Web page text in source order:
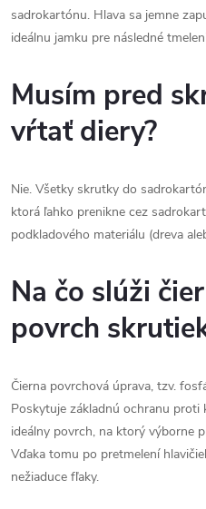
sadrokartónu. Hlava sa jemne
ideálnu jamku pre následné
Musím pred
vŕtať diery?
Nie. Všetky skrutky do
ktorá ľahko prenikne cez
podkladového materiálu (dreva
Na čo slúži
povrch
Čierna povrchová úprava, tzv.
Poskytuje základnú ochranu proti
ideálny povrch, na ktorý výborne
Vďaka tomu po pretmelení
nežiaduce fľaky.